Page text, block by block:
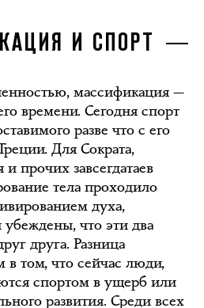
И СПОРТ
массификация —
времени. Сегодня спорт
разве что с его
Для Сократа,
прочих завсегдатаев
тела проходило
духа,
что эти два
друга. Разница
том, что сейчас люди,
спортом в ущерб или
развития. Среди всех